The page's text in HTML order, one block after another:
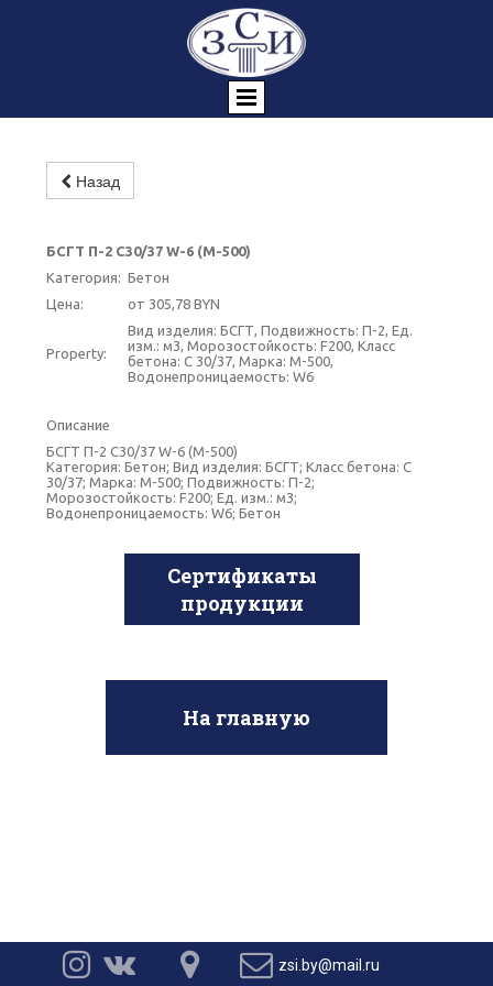
Назад
БСГТ П-2 С30/37 W-6 (М-500)
Категория: Бетон
Цена:
от 305,78 BYN
Property:
Вид изделия: БСГТ, Подвижность: П-2, Ед.
изм.: м3, Морозостойкость: F200, Класс
бетона: C 30/37, Марка: М-500,
Водонепроницаемость: W6
Описание
БСГТ П-2 С30/37 W-6 (М-500)
Категория: Бетон; Вид изделия: БСГТ; Класс бетона: C
30/37; Марка: М-500; Подвижность: П-2;
Морозостойкость: F200; Ед. изм.: м3;
Водонепроницаемость: W6; Бетон
Сертификаты
продукции
На главную
    zsi.by@mail.ru